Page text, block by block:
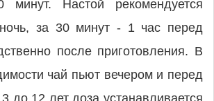
минут. Настой рекомендуется
за 30 минут - 1 час перед
после приготовления. В
чай пьют вечером и перед
до 12 лет доза устанавливается